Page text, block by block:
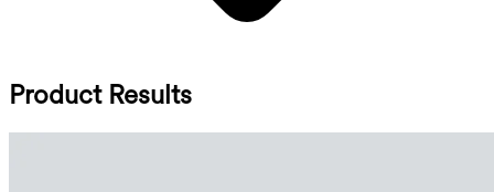
Product Results